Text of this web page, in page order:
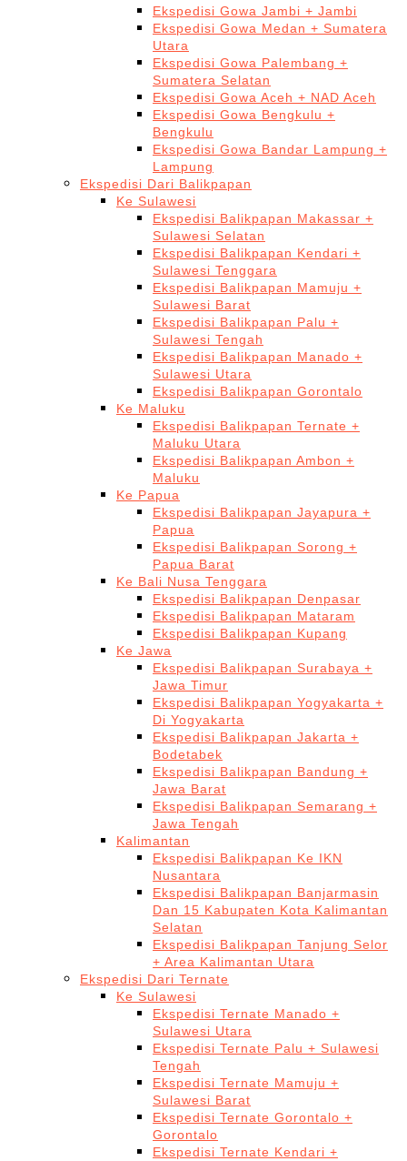
Ekspedisi Gowa Jambi + Jambi
Ekspedisi Gowa Medan + Sumatera
Utara
Ekspedisi Gowa Palembang +
Sumatera Selatan
Ekspedisi Gowa Aceh + NAD Aceh
Ekspedisi Gowa Bengkulu +
Bengkulu
Ekspedisi Gowa Bandar Lampung +
Lampung
Ekspedisi Dari Balikpapan
Ke Sulawesi
Ekspedisi Balikpapan Makassar +
Sulawesi Selatan
Ekspedisi Balikpapan Kendari +
Sulawesi Tenggara
Ekspedisi Balikpapan Mamuju +
Sulawesi Barat
Ekspedisi Balikpapan Palu +
Sulawesi Tengah
Ekspedisi Balikpapan Manado +
Sulawesi Utara
Ekspedisi Balikpapan Gorontalo
Ke Maluku
Ekspedisi Balikpapan Ternate +
Maluku Utara
Ekspedisi Balikpapan Ambon +
Maluku
Ke Papua
Ekspedisi Balikpapan Jayapura +
Papua
Ekspedisi Balikpapan Sorong +
Papua Barat
Ke Bali Nusa Tenggara
Ekspedisi Balikpapan Denpasar
Ekspedisi Balikpapan Mataram
Ekspedisi Balikpapan Kupang
Ke Jawa
Ekspedisi Balikpapan Surabaya +
Jawa Timur
Ekspedisi Balikpapan Yogyakarta +
Di Yogyakarta
Ekspedisi Balikpapan Jakarta +
Bodetabek
Ekspedisi Balikpapan Bandung +
Jawa Barat
Ekspedisi Balikpapan Semarang +
Jawa Tengah
Kalimantan
Ekspedisi Balikpapan Ke IKN
Nusantara
Ekspedisi Balikpapan Banjarmasin
Dan 15 Kabupaten Kota Kalimantan
Selatan
Ekspedisi Balikpapan Tanjung Selor
+ Area Kalimantan Utara
Ekspedisi Dari Ternate
Ke Sulawesi
Ekspedisi Ternate Manado +
Sulawesi Utara
Ekspedisi Ternate Palu + Sulawesi
Tengah
Ekspedisi Ternate Mamuju +
Sulawesi Barat
Ekspedisi Ternate Gorontalo +
Gorontalo
Ekspedisi Ternate Kendari +